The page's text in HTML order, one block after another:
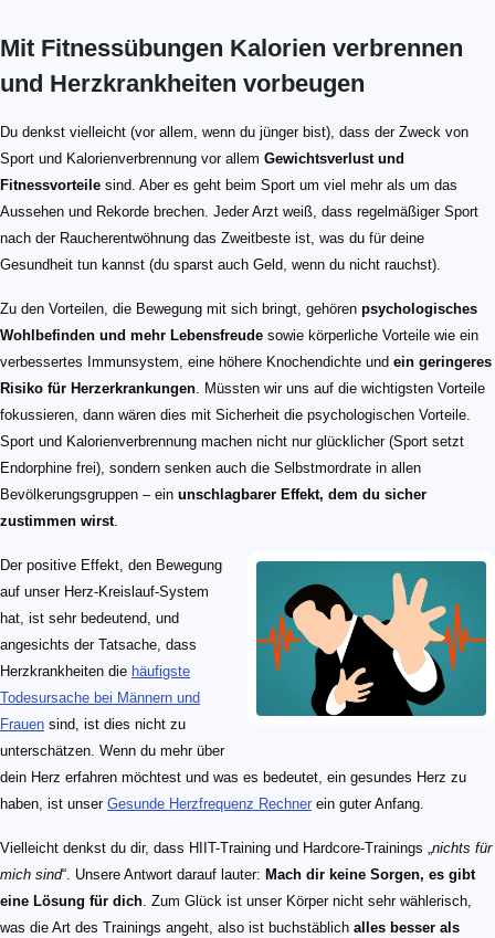
Mit Fitnessübungen Kalorien verbrennen
und Herzkrankheiten vorbeugen
Du denkst vielleicht (vor allem, wenn du jünger bist), dass der Zweck von
Sport und Kalorienverbrennung vor allem Gewichtsverlust und
Fitnessvorteile sind. Aber es geht beim Sport um viel mehr als um das
Aussehen und Rekorde brechen. Jeder Arzt weiß, dass regelmäßiger Sport
nach der Raucherentwöhnung das Zweitbeste ist, was du für deine
Gesundheit tun kannst (du sparst auch Geld, wenn du nicht rauchst).
Zu den Vorteilen, die Bewegung mit sich bringt, gehören psychologisches
Wohlbefinden und mehr Lebensfreude sowie körperliche Vorteile wie ein
verbessertes Immunsystem, eine höhere Knochendichte und ein geringeres
Risiko für Herzerkrankungen . Müssten wir uns auf die wichtigsten Vorteile
fokussieren, dann wären dies mit Sicherheit die psychologischen Vorteile.
Sport und Kalorienverbrennung machen nicht nur glücklicher (Sport setzt
Endorphine frei), sondern senken auch die Selbstmordrate in allen
Bevölkerungsgruppen – ein unschlagbarer Effekt, dem du sicher
zustimmen wirst.
Der positive Effekt, den Bewegung
auf unser Herz-Kreislauf-System
hat, ist sehr bedeutend, und
angesichts der Tatsache, dass
Herzkrankheiten die häufigste
Todesursache bei Männern und
Frauen sind, ist dies nicht zu
unterschätzen. Wenn du mehr über
dein Herz erfahren möchtest und was es bedeutet, ein gesundes Herz zu
haben, ist unser Gesunde Herzfrequenz Rechner ein guter Anfang.
Vielleicht denkst du dir, dass HIIT-Training und Hardcore-Trainings „ nichts für
mich sind“. Unsere Antwort darauf lauter: Mach dir keine Sorgen, es gibt
eine Lösung für dich . Zum Glück ist unser Körper nicht sehr wählerisch,
was die Art des Trainings angeht, also ist buchstäblich alles besser als